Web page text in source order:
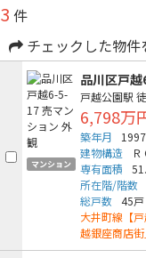
3 件
チェックした物件
マンション
品川区戸
戸越公園駅
6,798万
築年月
建物構造
Ｒ
専有面積
所在階/階数
総戸数 45戸
大井町線【
越銀座商店